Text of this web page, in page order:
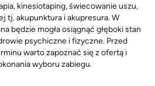
kinesiotaping, świecowanie uszu,
tj. akupunktura i akupresura. W
będzie mogła osiągnąć głęboki stan
psychiczne i fizyczne. Przed
warto zapoznać się z ofertą i
wyboru zabiegu.